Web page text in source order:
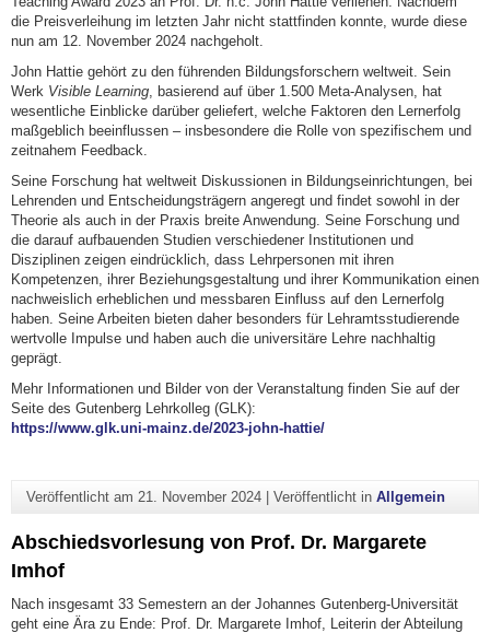
die Preisverleihung im letzten Jahr nicht stattfinden konnte, wurde diese
nun am 12. November 2024 nachgeholt.
John Hattie gehört zu den führenden Bildungsforschern weltweit. Sein
Werk Visible Learning, basierend auf über 1.500 Meta-Analysen, hat
wesentliche Einblicke darüber geliefert, welche Faktoren den Lernerfolg
maßgeblich beeinflussen – insbesondere die Rolle von spezifischem und
zeitnahem Feedback.
Seine Forschung hat weltweit Diskussionen in Bildungseinrichtungen, bei
Lehrenden und Entscheidungsträgern angeregt und findet sowohl in der
Theorie als auch in der Praxis breite Anwendung. Seine Forschung und
die darauf aufbauenden Studien verschiedener Institutionen und
Disziplinen zeigen eindrücklich, dass Lehrpersonen mit ihren
Kompetenzen, ihrer Beziehungsgestaltung und ihrer Kommunikation einen
nachweislich erheblichen und messbaren Einfluss auf den Lernerfolg
haben. Seine Arbeiten bieten daher besonders für Lehramtsstudierende
wertvolle Impulse und haben auch die universitäre Lehre nachhaltig
geprägt.
Mehr Informationen und Bilder von der Veranstaltung finden Sie auf der
Seite des Gutenberg Lehrkolleg (GLK):
https://www.glk.uni-mainz.de/2023-john-hattie/
Veröffentlicht am 21. November 2024| Veröffentlicht in Allgemein
Abschiedsvorlesung von Prof. Dr. Margarete
Imhof
Nach insgesamt 33 Semestern an der Johannes Gutenberg-Universität
geht eine Ära zu Ende: Prof. Dr. Margarete Imhof, Leiterin der Abteilung